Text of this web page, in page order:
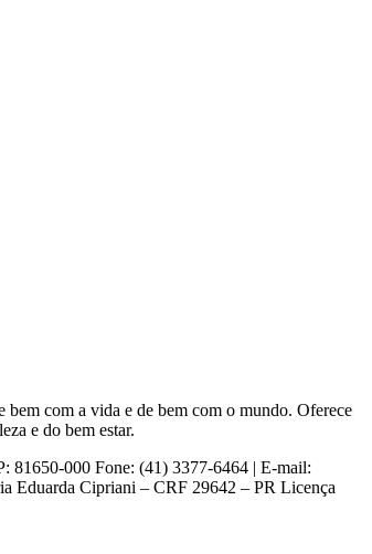
bem com a vida e de bem com o mundo. Oferece
e do bem estar.
000 Fone: (41) 3377-6464 | E-mail:
Eduarda Cipriani – CRF 29642 – PR Licença